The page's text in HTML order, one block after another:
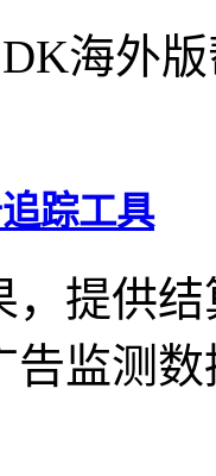
海外
踪工具
，提供
告监测数